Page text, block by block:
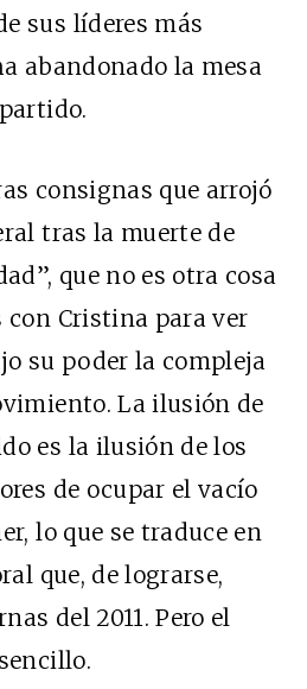
sus líderes más
abandonado la mesa
consignas que arrojó
tras la muerte de
que no es otra cosa
con Cristina para ver
su poder la compleja
La ilusión de
es la ilusión de los
de ocupar el vacío
lo que se traduce en
que, de lograrse,
del 2011. Pero el